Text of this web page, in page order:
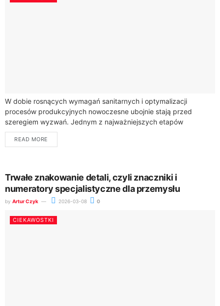
W dobie rosnących wymagań sanitarnych i optymalizacji
procesów produkcyjnych nowoczesne ubojnie stają przed
szeregiem wyzwań. Jednym z najważniejszych etapów
przetwórstwa mięsnego jest efektywny system odbioru krwi.
Właściwy projekt tego segmentu...
READ MORE
Trwałe znakowanie detali, czyli znaczniki i
numeratory specjalistyczne dla przemysłu
by Artur Czyk 2026-03-08 0
CIEKAWOSTKI